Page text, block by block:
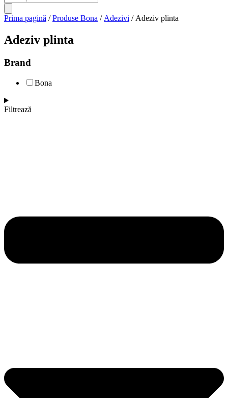
search
Prima pagină /Produse Bona / Adezivi / Adeziv plinta
Adeziv plinta
Brand
Bona
Filtrează